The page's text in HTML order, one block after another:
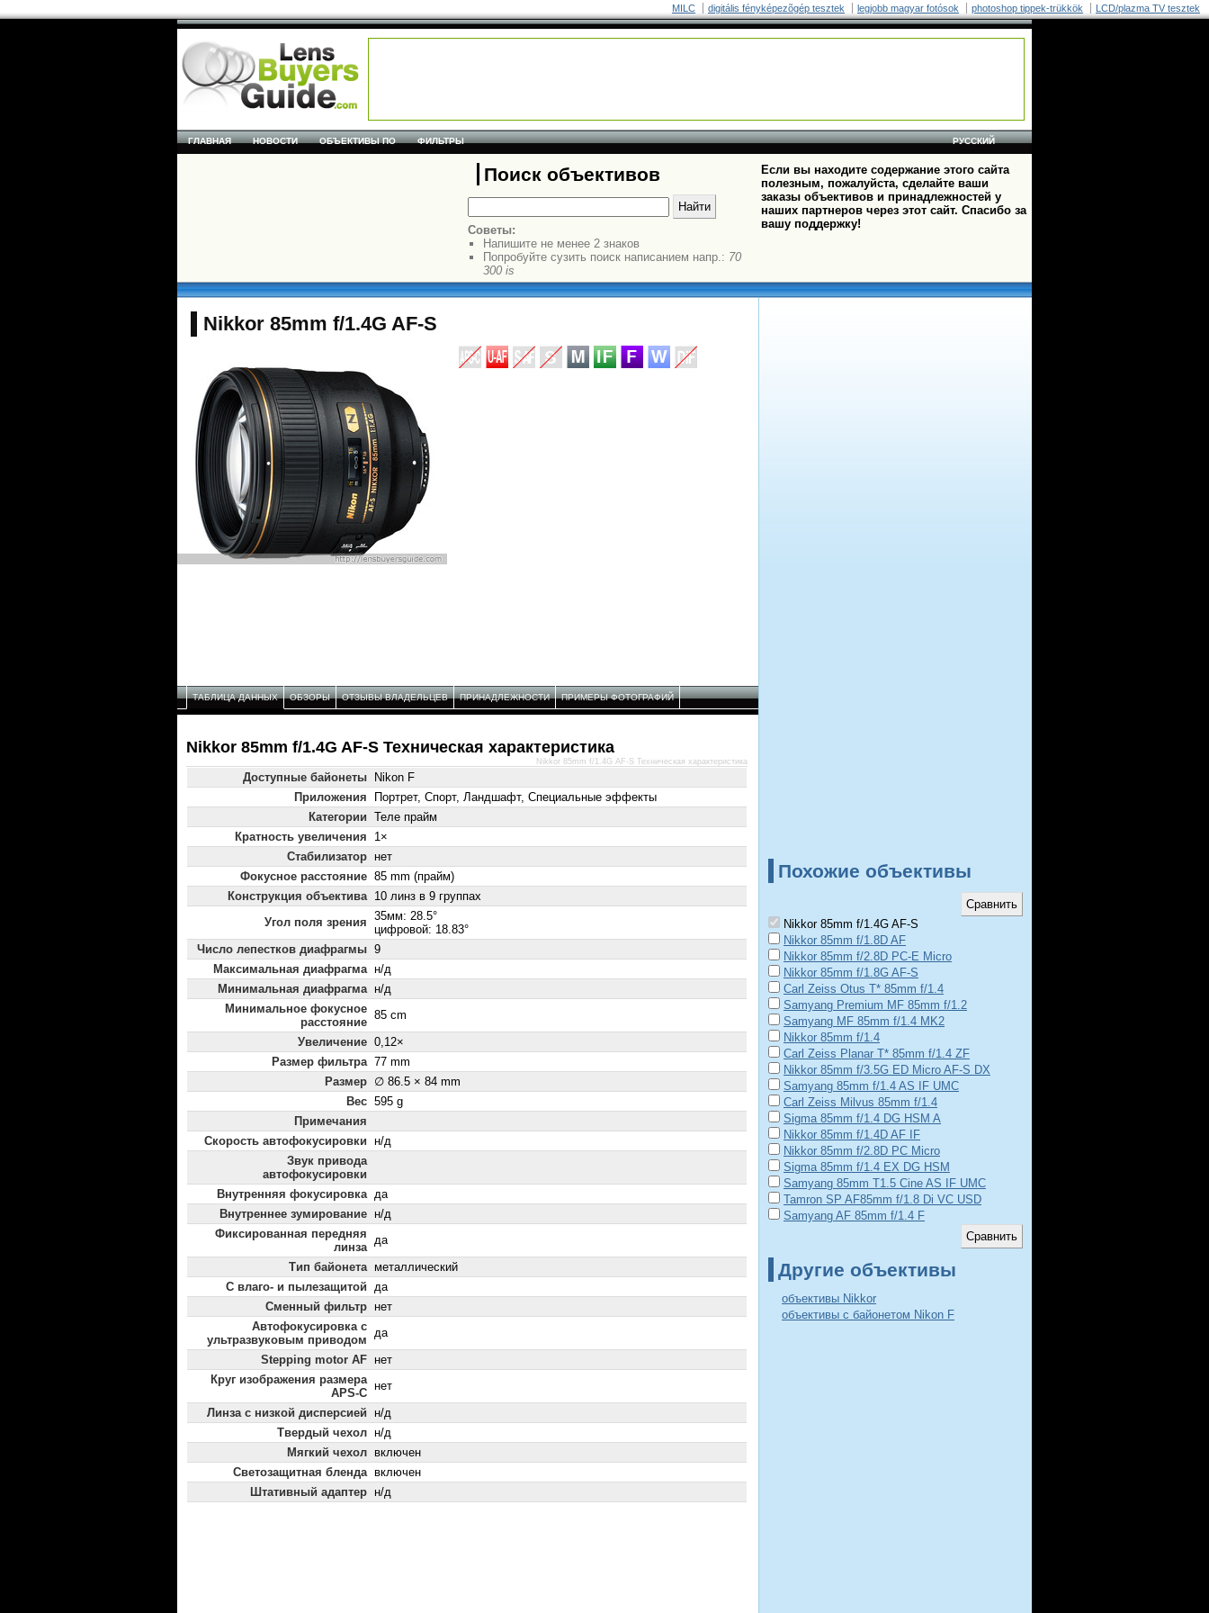
MILC digitális fényképezõgép tesztek legjobb magyar fotósok photoshop tippek-trükkök LCD/plazma TV tesztek
РУССКИЙ
ГЛАВНАЯ НОВОСТИ ОБЪЕКТИВЫ ПО ФИЛЬТРЫ
Поиск объективов
Советы:
Напишите не менее 2 знаков
Попробуйте сузить поиск написанием напр.: 70
300 is
Если вы находите содержание этого сайта
полезным, пожалуйста, сделайте ваши
заказы объективов и принадлежностей у
наших партнеров через этот сайт. Спасибо за
вашу поддержку!
Nikkor 85mm f/1.4G AF-S
ТАБЛИЦА ДАННЫХ ОБЗОРЫ ОТЗЫВЫ ВЛАДЕЛЬЦЕВ ПРИНАДЛЕЖНОСТИ ПРИМЕРЫ ФОТОГРАФИЙ
Nikkor 85mm f/1.4G AF-S Техническая характеристика
Доступные байонеты
Nikon F
Приложения
Портрет, Спорт, Ландшафт, Специальные эффекты
Категории Теле прайм
Кратность увеличения
1×
Стабилизатор нет
Фокусное расстояние 85 mm (прайм)
Конструкция объектива 10 линз в 9 группах
Угол поля зрения 35мм: 28.5°
цифровой: 18.83°
Число лепестков диафрагмы 9
Максимальная диафрагма н/д
Минимальная диафрагма н/д
Минимальное фокусное
расстояние
85 cm
Увеличение 0,12×
Размер фильтра 77 mm
Размер ∅ 86.5 × 84 mm
Вес 595 g
Примечания
Скорость автофокусировки н/д
Звук привода
автофокусировки
Внутренняя фокусировка да
Внутреннее зумирование н/д
Фиксированная передняя
линза
да
Тип байонета металлический
С влаго- и пылезащитой да
Сменный фильтр нет
Автофокусировка с
ультразвуковым приводом
да
Stepping motor AF нет
Круг изображения размера
APS-C
нет
Линза с низкой дисперсией
н/д
Твердый чехол н/д
Мягкий чехол включен
Светозащитная бленда включен
Штативный адаптер н/д
Nikkor 85mm f/1.4G AF-S Техническая характеристика
Похожие объективы
Nikkor 85mm f/1.4G AF-S
Nikkor 85mm f/1.8D AF
Nikkor 85mm f/2.8D PC-E Micro
Nikkor 85mm f/1.8G AF-S
Carl Zeiss Otus T* 85mm f/1.4
Samyang Premium MF 85mm f/1.2
Samyang MF 85mm f/1.4 MK2
Nikkor 85mm f/1.4
Carl Zeiss Planar T* 85mm f/1.4 ZF
Nikkor 85mm f/3.5G ED Micro AF-S DX
Samyang 85mm f/1.4 AS IF UMC
Carl Zeiss Milvus 85mm f/1.4
Sigma 85mm f/1.4 DG HSM A
Nikkor 85mm f/1.4D AF IF
Nikkor 85mm f/2.8D PC Micro
Sigma 85mm f/1.4 EX DG HSM
Samyang 85mm T1.5 Cine AS IF UMC
Tamron SP AF85mm f/1.8 Di VC USD
Samyang AF 85mm f/1.4 F
Другие объективы
объективы Nikkor
объективы с байонетом Nikon F